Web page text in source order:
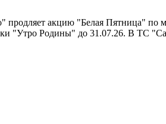
продляет акцию "Белая Пятница" по
"Утро Родины" до 31.07.26. В ТС